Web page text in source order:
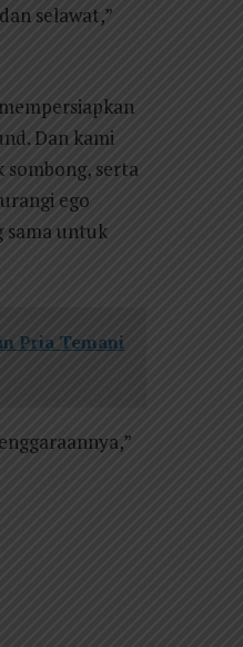
selawat,”
Dan kami
sombong, serta
ego
sama untuk
Pria Temani